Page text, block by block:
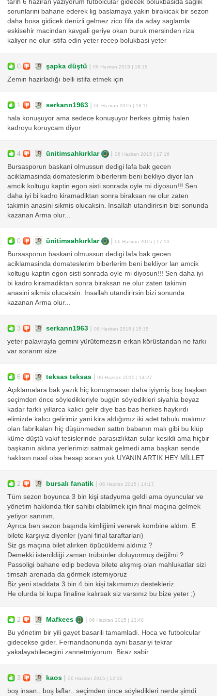
tarih 6 haziran yaziyorum futbolcular gidecek bolukbasida saglik
sorunlarini bahane ederek lig baslamaya yakin birakicak bir sezon
daha bosa gidicek denizli gelmez zico fifa da aday saglamla
eskisehir macindan kavgali geriye okan buruk mersinden riza
kaliyor ne olur istifa edin yeter recep bolukbasi yeter
0 şapka düştü 06 Haziran 2015 | 18:18
Zemin hazirladığı belli istifa etmek için
1 serkann1963 06 Haziran 2015 | 18:11
hala konuşuyor ama sedece konuşuyor herkes gitmiş halen
kadroyu koruycam diyor
4 ünitimsahkırklar 06 Haziran 2015 | 17:16
Bursasporun baskani olmussun dedigi lafa bak gecen
aciklamasinda domateslerim biberlerim beni bekliyo diyor lan
amcik koltugu kaptin egon sisti sonrada oyle mi diyosun!!! Sen
daha iyi bi kadro kiramadiktan sonra biraksan ne olur zaten
takimin anasini sikmis olucaksin. Insallah utandirirsin bizi sonunda
kazanan Arma olur...
0 ünitimsahkırklar 06 Haziran 2015 | 17:13
Bursasporun baskani olmussun dedigi lafa bak gecen
aciklamasinda domateslerim biberlerim beni bekliyor lan amcik
koltugu kaptin egon sisti sonrada oyle mi diyosun!!! Sen daha iyi
bi kadro kiramadiktan sonra biraksan ne olur zaten takimin
anasini sikmis olucaksin. Insallah utandirirsin bizi sonunda
kazanan Arma olur...
3 serkann1963 06 Haziran 2015 | 15:15
yeter palavrayla gemini yürütemezsin erkan körüstandan ne farkı
var sorarım size
6 teksas teksas 06 Haziran 2015 | 14:27
Açıklamalara bak yazık hiç konuşmasan daha iyiymiş boş başkan
seçimden önce söyledikleriyle bugün söyledikleri siyahla beyaz
kadar farklı yıllarca kalıcı gelir diye bas bas herkes haykırdı
elimizde kalıcı gelirimiz yani kira aldığımız iki adet tabulu malımız
olan fabrikaları hiç düşünmeden sattın babanın malı gibi bu klüp
küme düştü vakıf tesislerinde parasızlıktan sular kesildi ama hiçbir
başkanın aklına yerlerimizi satmak gelmedi ama başkan sende
haklısın nasıl olsa hesap soran yok UYANIN ARTIK HEY MİLLET
2 bursalı fanatik 06 Haziran 2015 | 14:17
Tüm sezon boyunca 3 bin kişi stadyuma geldi ama oyuncular ve
yönetim hakkında fikir sahibi olabilmek için final maçına gelmek
yetiyor sanırım,
Ayrıca ben sezon başında kimliğimi vererek kombine aldım. E
bilete karşıyız diyenler (yani final taraftarları)
Siz gs maçına bilet alırken öpücüklemi aldınız ?
Demekki istenildiği zaman trübünler doluyormuş değilmi ?
Passoligi bahane edip bedeva bilete alışmış olan mahlukatlar sizi
timsah arenada da görmek istemiyoruz
Biz yeni staddata 3 bin 4 bin kişi takımımızı destekleriz.
He olurda bi kupa finaline kalırsak siz varsınız bu bize yeter ;)
2 Mafkees 06 Haziran 2015 | 13:40
Bu yönetim bir yili gayet basarili tamamladi. Hoca ve futbolcular
gidecekse gider. Fernandaonunda ayni basariyi tekrar
yakalayabilecegini zannetmiyorum. Biraz sabir...
3 kaos 06 Haziran 2015 | 12:10
boş insan.. boş laflar.. seçimden önce söyledikleri nerde şimdi